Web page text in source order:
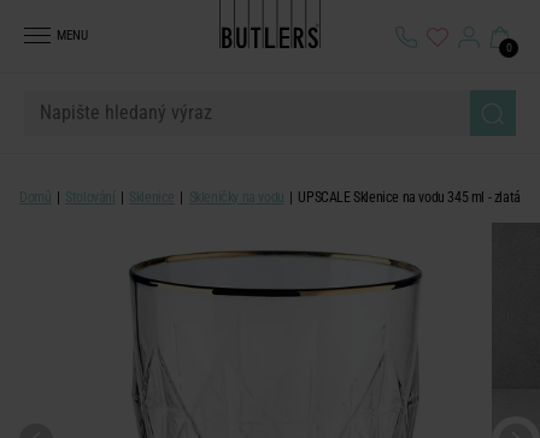
MENU
0
Domů Stolování Sklenice Skleničky na vodu UPSCALE Sklenice na vodu 345 ml - zlatá